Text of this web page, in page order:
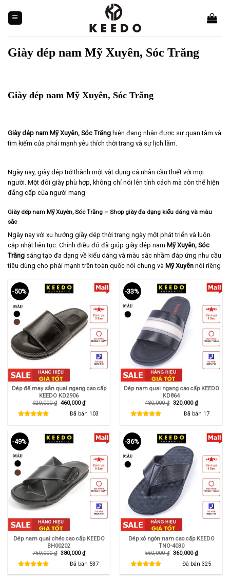
content
Giày dép nam Mỹ Xuyên, Sóc Trăng
Giày dép nam Mỹ Xuyên, Sóc Trăng
Giày dép nam Mỹ Xuyên, Sóc Trăng hiện đang nhận được sự quan tâm và
tìm kiếm của phái mạnh yêu thích thời trang và sự lịch lãm.
Ngày nay, giày dép trở thành một vật dụng cá nhân cần thiết với mọi
người. Một đôi giày phù hợp, không chỉ nói lên tính cách mà còn thể hiện
đẳng cấp của người mang
Giày dép nam Mỹ Xuyên, Sóc Trăng – Shop giày đa dạng kiểu dáng và màu
sắc
Ngày nay với xu hướng giầy dép thời trang ngày một phát triển và luôn
cập nhật liên tục. Chính điều đó đã giúp giầy dép nam Mỹ Xuyên, Sóc
Trăng sáng tạo đa dạng về kiểu dáng và màu sắc nhầm đáp ứng nhu cầu
tiêu dùng cho phái mạnh trên toàn quốc nói chung và Mỹ Xuyên nói riêng
-50%
Dép đế may sẵn quai ngang cao cấp
KEEDO KD2906
920,000₫ Giá
460,000₫Giá
hiện
tại
Đã bán 103
-33%
Dép nam quai ngang cao cấp KEEDO
KD864
480,000₫ Giá
320,000₫Giá
hiện
tại
Đã bán 17
-49%
Dép nam quai chéo cao cấp KEEDO
BH00202
750,000₫ Giá
750,000 ₫.
380,000₫Giá
hiện
tại
là:
380,000 ₫.
Đã bán 537
-36%
Dép xỏ ngón nam cao cấp KEEDO
TNO-4030
560,000₫ Giá
560,000 ₫.
360,000₫Giá
hiện
tại
là:
360,000 ₫.
Đã bán 325